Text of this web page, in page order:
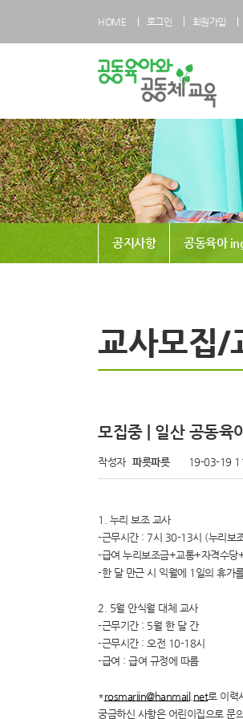
HOME 로그인 회원가입
공지사항 공동육아
교사모집/
모집중 | 일산 공동육
작성자 파릇파릇 19-03-19
1. 누리 보조 교사
-근무시간 : 7시 30-13시 (누리보
-급여 누리보조금+교통+자격수당
-한 달 만근 시 익월에 1일의 휴가
2. 5월 안식월 대체 교사
-근무기간 : 5월 한 달 간
-근무시간 : 오전 10-18시
-급여 : 급여 규정에 따름
*rosmariin@hanmail.net로 이력
궁금하신 사항은 어린이집으로 문